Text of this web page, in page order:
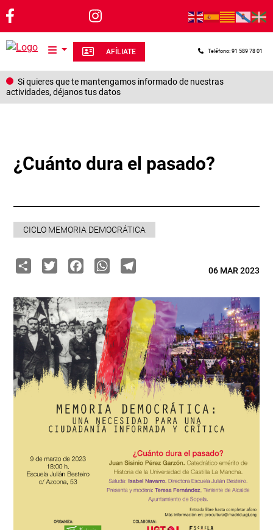
Pasar al contenido principal
AFÍLIATE Teléfono: 91 589 78 01
Si quieres que te mantengamos informado de nuestras
actividades, déjanos tus datos
¿Cuánto dura el pasado?
CICLO MEMORIA DEMOCRÁTICA
ShareTwitterFacebook
WhatsApp
Telegram06 MAR 2023